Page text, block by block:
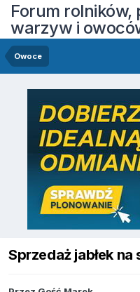
Forum
warzyw i
Owoce
Sprzedaż jabłek